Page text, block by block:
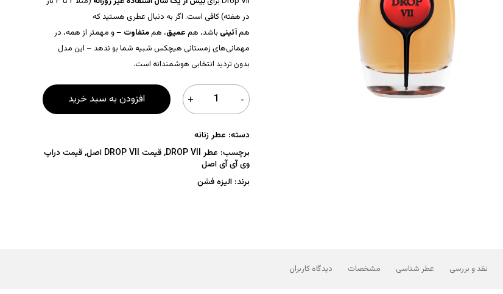
در هفته) کافی است. اگر به دنبال عطری هستید که
همآئینی باشد، هم عمیق، هممتفاوت – و مهمتر از همه، در
مهمانی‌های زمستانی هیچکس شبیه شما بو ندهد – این مدل
بدون تردید انتخابی هوشمندانه است.
افزودن به سبد خرید
دسته: عطر زنانه
برچسب: عطر DROP VII ,قیمت DROP VII اصل ,قیمت دراپ
وی آی آی اصل
برند: الیزه فشن
نقد و بررسی عطر شناسی مشخصات دیدگاه کاربران